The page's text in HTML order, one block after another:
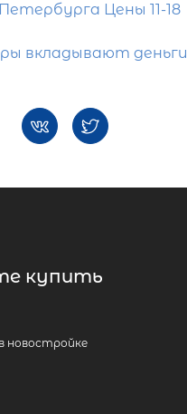
Цены 11-18
вкладывают деньги
купить
новостройке